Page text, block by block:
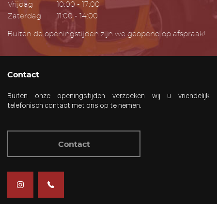
Vrijdag
10:00 - 17:00
Zaterdag
11:00 - 14:00
Buiten de openingstijden zijn we geopend op afspraak!
Contact
Buiten onze openingstijden verzoeken wij u vriendelijk
telefonisch contact met ons op te nemen.
Contact